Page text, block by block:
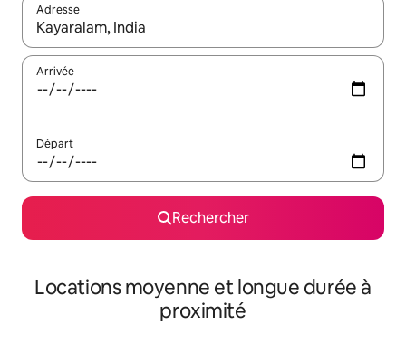
Adresse
Lorsque les résultats s'affichent, utilisez les flèches vers le
Arrivée
Départ
Rechercher
Locations moyenne et longue durée à
proximité